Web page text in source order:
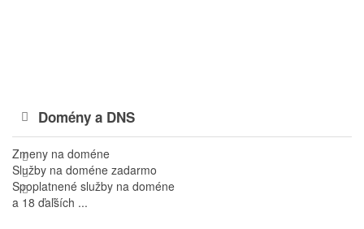
Domény a DNS
Zmeny na doméne
Služby na doméne zadarmo
Spoplatnené služby na doméne
a 18 ďaľších ...